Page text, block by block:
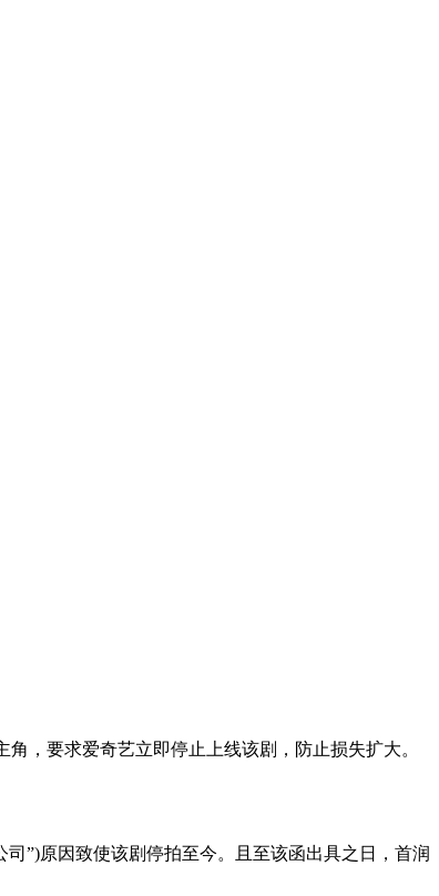
，要求爱奇艺立即停止上线该剧，防止损失扩大。
”)原因致使该剧停拍至今。且至该函出具之日，首润